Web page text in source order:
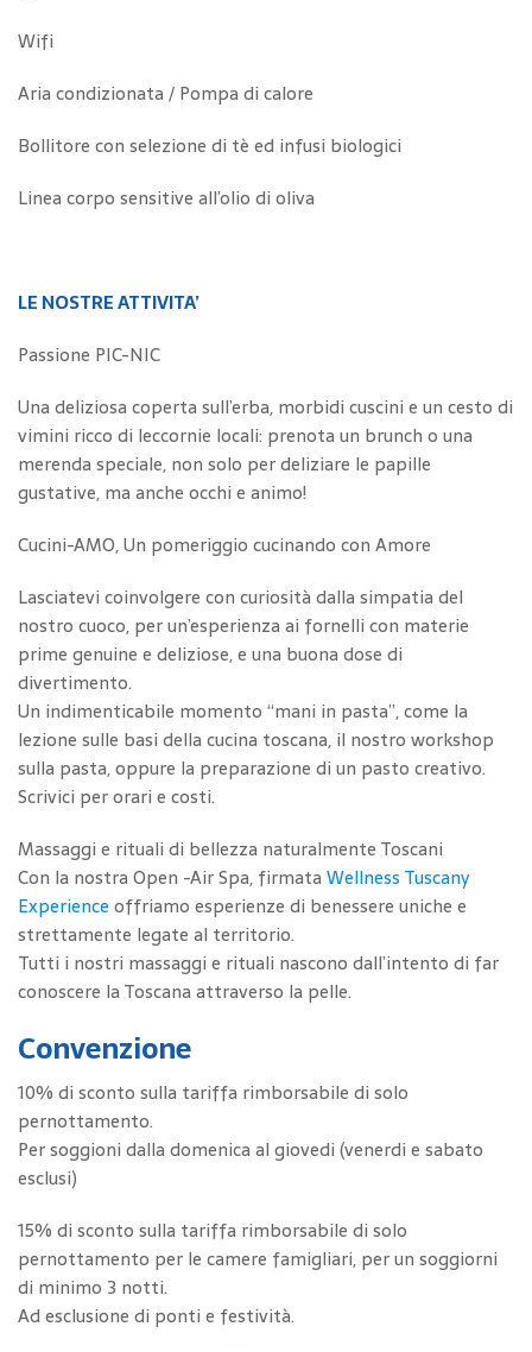
Wifi
Aria condizionata / Pompa di calore
Bollitore con selezione di tè ed infusi biologici
Linea corpo sensitive all’olio di oliva
LE NOSTRE ATTIVITA’
Passione PIC-NIC
Una deliziosa coperta sull’erba, morbidi cuscini e un cesto di
vimini ricco di leccornie locali: prenota un brunch o una
merenda speciale, non solo per deliziare le papille
gustative, ma anche occhi e animo!
Cucini-AMO, Un pomeriggio cucinando con Amore
Lasciatevi coinvolgere con curiosità dalla simpatia del
nostro cuoco, per un’esperienza ai fornelli con materie
prime genuine e deliziose, e una buona dose di
divertimento.
Un indimenticabile momento “mani in pasta”, come la
lezione sulle basi della cucina toscana, il nostro workshop
sulla pasta, oppure la preparazione di un pasto creativo.
Scrivici per orari e costi.
Massaggi e rituali di bellezza naturalmente Toscani
Con la nostra Open -Air Spa, firmata Wellness Tuscany
Experience offriamo esperienze di benessere uniche e
strettamente legate al territorio.
Tutti i nostri massaggi e rituali nascono dall’intento di far
conoscere la Toscana attraverso la pelle.
Convenzione
10% di sconto sulla tariffa rimborsabile di solo
pernottamento.
Per soggioni dalla domenica al giovedi (venerdi e sabato
esclusi)
15% di sconto sulla tariffa rimborsabile di solo
pernottamento per le camere famigliari, per un soggiorni
di minimo 3 notti.
Ad esclusione di ponti e festività.